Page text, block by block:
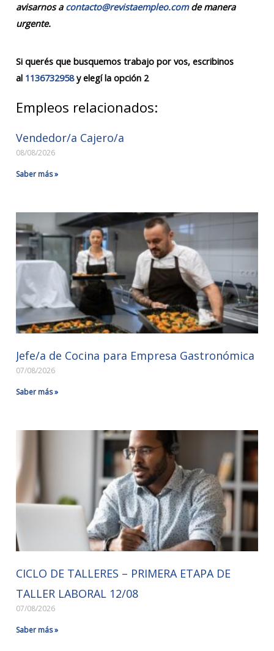
avisarnos a contacto@revistaempleo.comde manera
urgente.
Si querés que busquemos trabajo por vos, escribinos
al 1136732958y elegí la opción 2
Empleos relacionados:
Vendedor/a Cajero/a
08/08/2026
Saber más »
Jefe/a de Cocina para Empresa Gastronómica
07/08/2026
Saber más »
CICLO DE TALLERES – PRIMERA ETAPA DE
TALLER LABORAL 12/08
07/08/2026
Saber más »